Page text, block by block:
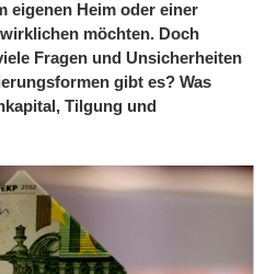
eigenen Heim oder einer
möchten. Doch
Fragen und Unsicherheiten
gibt es? Was
Tilgung und